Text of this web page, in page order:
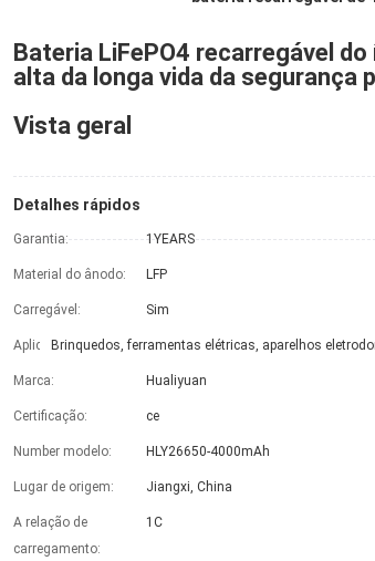
Bateria LiFePO4 recarregável
alta da longa vida da segurança
Vista geral
Detalhes rápidos
Garantia: 1YEARS
Material do ânodo: LFP
Carregável: Sim
Aplicação:
Marca: Hualiyuan
Certificação: ce
Number modelo: HLY26650-4000mAh
Lugar de origem: Jiangxi, China
A relação de
carregamento:
1C